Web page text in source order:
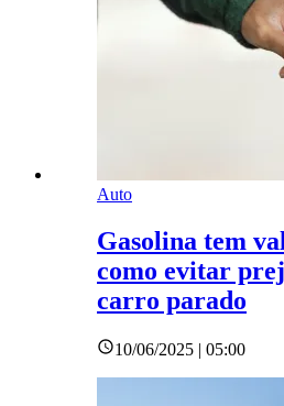
Auto
Gasolina tem
como evitar
carro parado
10/06/2025 | 05:00